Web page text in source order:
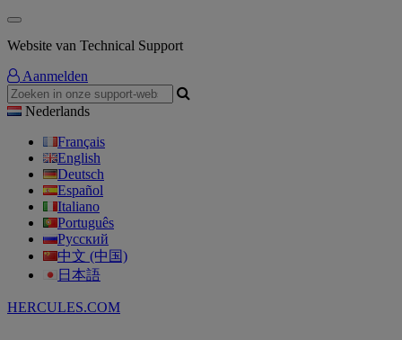
Website van Technical Support
Aanmelden
Nederlands
Français
English
Deutsch
Español
Italiano
Português
Русский
中文 (中国)
日本語
HERCULES.COM